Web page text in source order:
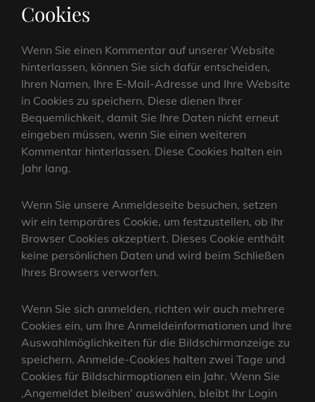
Cookies
Wenn Sie einen Kommentar auf unserer Website
hinterlassen, können Sie sich dafür entscheiden,
Ihren Namen, Ihre E-Mail-Adresse und Ihre Website
in Cookies zu speichern. Diese dienen Ihrer
Bequemlichkeit, damit Sie Ihre Daten nicht erneut
eingeben müssen, wenn Sie einen weiteren
Kommentar hinterlassen. Diese Cookies halten ein
Jahr lang.
Wenn Sie unsere Anmeldeseite besuchen, setzen
wir ein temporäres Cookie, um festzustellen, ob Ihr
Browser Cookies akzeptiert. Dieses Cookie enthält
keine persönlichen Daten und wird beim Schließen
Ihres Browsers verworfen.
Wenn Sie sich anmelden, richten wir auch mehrere
Cookies ein, um Ihre Anmeldeinformationen und Ihre
Auswahlmöglichkeiten für die Bildschirmanzeige zu
speichern. Anmelde-Cookies halten zwei Tage und
Cookies für Bildschirmoptionen ein Jahr. Wenn Sie
‚Angemeldet bleiben‘ auswählen, bleibt Ihr Login